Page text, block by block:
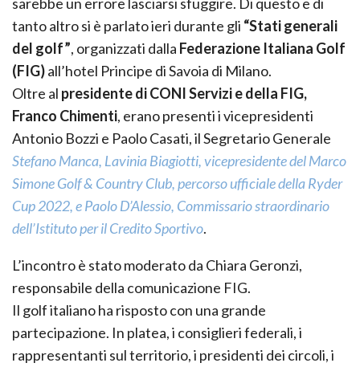
sarebbe un errore lasciarsi sfuggire. Di questo e di
tanto altro si è parlato ieri durante gli “Stati generali
del golf”, organizzati dalla Federazione Italiana Golf
(FIG)all’hotel Principe di Savoia di Milano.
Oltre al presidente di CONI Servizi e della FIG,
Franco Chimenti, erano presenti i vicepresidenti
Antonio Bozzi e Paolo Casati, il Segretario Generale
Stefano Manca, Lavinia Biagiotti, vicepresidente del Marco
Simone Golf & Country Club, percorso ufficiale della Ryder
Cup 2022, e Paolo D’Alessio, Commissario straordinario
dell’Istituto per il Credito Sportivo.
L’incontro è stato moderato da Chiara Geronzi,
responsabile della comunicazione FIG.
Il golf italiano ha risposto con una grande
partecipazione. In platea, i consiglieri federali, i
rappresentanti sul territorio, i presidenti dei circoli, i